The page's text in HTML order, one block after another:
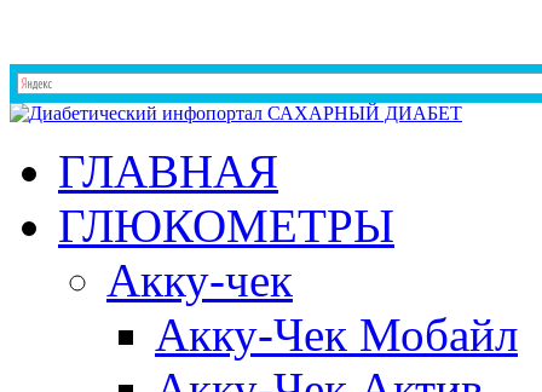
ГЛАВНАЯ
ГЛЮКОМЕТРЫ
Акку-чек
Акку-Чек Мобайл